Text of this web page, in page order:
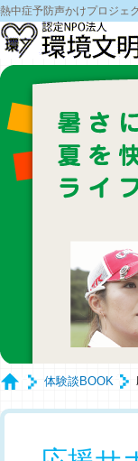
熱中症予防声かけプロジェ
体験談BOOK